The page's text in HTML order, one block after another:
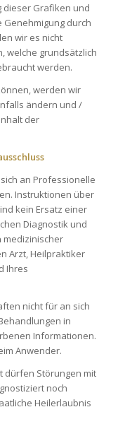
dieser Grafiken und
durch
wir es nicht
welche grundsätzlich
werden.
werden wir
ändern und /
der
an Professionelle
Instruktionen über
kein Ersatz einer
Diagnostik und
medizinischer
Arzt, Heilpraktiker
Ihres
nicht für an sich
in
Informationen.
Anwender.
dürfen Störungen mit
noch
Heilerlaubnis